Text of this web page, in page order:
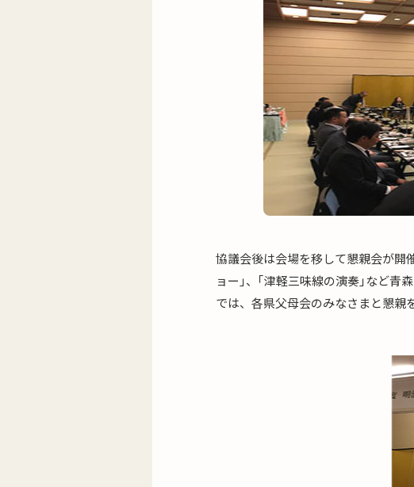
協議会後は会場を移して懇親会が開
ョー｣、｢津軽三味線の演奏｣など青
では、各県父母会のみなさまと懇親